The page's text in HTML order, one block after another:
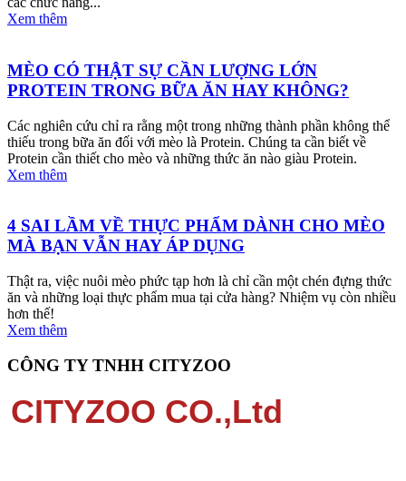
Xem thêm
MÈO CÓ THẬT SỰ CẦN LƯỢNG LỚN
PROTEIN TRONG BỮA ĂN HAY KHÔNG?
Các nghiên cứu chỉ ra rằng một trong những thành phần không thể
thiếu trong bữa ăn đối với mèo là Protein. Chúng ta cần biết về
Protein cần thiết cho mèo và những thức ăn nào giàu Protein.
Xem thêm
4 SAI LẦM VỀ THỰC PHẨM DÀNH CHO MÈO
MÀ BẠN VẪN HAY ÁP DỤNG
Thật ra, việc nuôi mèo phức tạp hơn là chỉ cần một chén đựng thức
ăn và những loại thực phẩm mua tại cửa hàng? Nhiệm vụ còn nhiều
hơn thế!
Xem thêm
CÔNG TY TNHH CITYZOO
CITYZOO CO.,Ltd